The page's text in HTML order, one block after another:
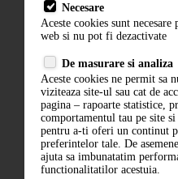
Termeni
Politica de
Necesare
Aceste cookies sunt
web si nu pot fi dezactivate
De masurare si analiza
Aceste cookies ne permit sa
viziteaza site-ul sau cat de
pagina – rapoarte statistice,
comportamentul tau pe site
pentru a-ti oferi un continut
preferintelor tale. De
ajuta sa imbunatatim
functionalitatilor acestuia.